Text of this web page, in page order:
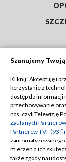
Abonament
Emisja w TVP
Centrum
Naziemna
Szanujemy
Kliknij "Akceptuję i
korzystanie z
dostęp do informacji
przechowywanie
nas, czyli Telewizję
Zaufanych
Partnerów TVP (93
zautomatyzowanego
mierzenia ich
także zgody na